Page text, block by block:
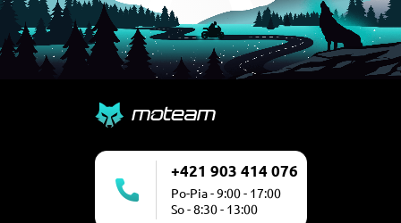
+421 903 414 076
Po-Pia - 9:00 - 17:00
So - 8:30 - 13:00